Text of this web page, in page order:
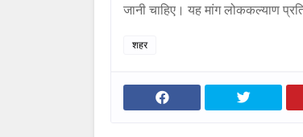
जानी चाहिए। यह मांग लोककल्याण
शहर